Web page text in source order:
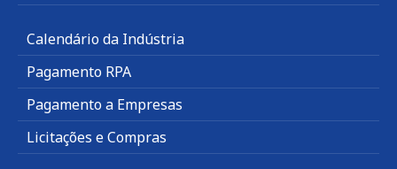
Calendário da Indústria
Pagamento RPA
Pagamento a Empresas
Licitações e Compras